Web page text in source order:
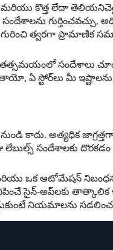
మరియు కొత్త లేదా
గుర్తించవచ్చు,
గురించి త్వరగా ప్రామాణిక
సందేశాలు
ఏ స్టోర్‌లు మీ
కాదు. అత్యధిక
లేబుల్స్ సందేశాలకు
ఒక ఆటోమేషన్
సైన్-అప్‌లకు
నియమాలను